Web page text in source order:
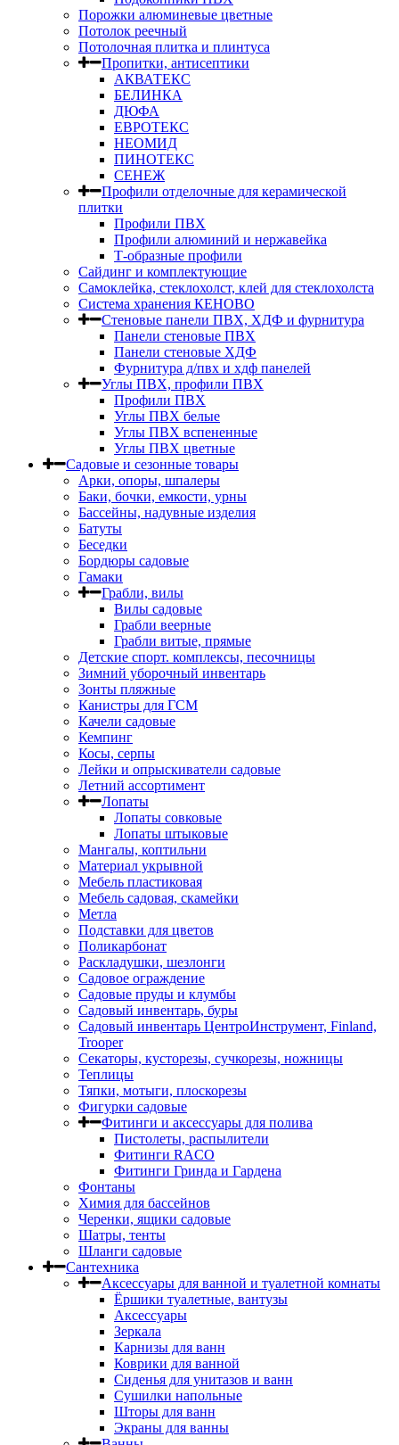
Порожки алюминевые цветные
Потолок реечный
Потолочная плитка и плинтуса
Пропитки, антисептики
АКВАТЕКС
БЕЛИНКА
ДЮФА
ЕВРОТЕКС
НЕОМИД
ПИНОТЕКС
СЕНЕЖ
Профили отделочные для керамической
плитки
Профили ПВХ
Профили алюминий и нержавейка
Т-образные профили
Сайдинг и комплектующие
Самоклейка, стеклохолст, клей для стеклохолста
Система хранения КЕНОВО
Стеновые панели ПВХ, ХДФ и фурнитура
Панели стеновые ПВХ
Панели стеновые ХДФ
Фурнитура д/пвх и хдф панелей
Углы ПВХ, профили ПВХ
Профили ПВХ
Углы ПВХ белые
Углы ПВХ вспененные
Углы ПВХ цветные
Садовые и сезонные товары
Арки, опоры, шпалеры
Баки, бочки, емкости, урны
Бассейны, надувные изделия
Батуты
Беседки
Бордюры садовые
Гамаки
Грабли, вилы
Вилы садовые
Грабли веерные
Грабли витые, прямые
Детские спорт. комплексы, песочницы
Зимний уборочный инвентарь
Зонты пляжные
Канистры для ГСМ
Качели садовые
Кемпинг
Косы, серпы
Лейки и опрыскиватели садовые
Летний ассортимент
Лопаты
Лопаты совковые
Лопаты штыковые
Мангалы, коптильни
Материал укрывной
Мебель пластиковая
Мебель садовая, скамейки
Метла
Подставки для цветов
Поликарбонат
Раскладушки, шезлонги
Садовое ограждение
Садовые пруды и клумбы
Садовый инвентарь, буры
Садовый инвентарь ЦентроИнструмент, Finland,
Trooper
Секаторы, кусторезы, сучкорезы, ножницы
Теплицы
Тяпки, мотыги, плоскорезы
Фигурки садовые
Фитинги и аксессуары для полива
Пистолеты, распылители
Фитинги RACO
Фитинги Гринда и Гардена
Фонтаны
Химия для бассейнов
Черенки, ящики садовые
Шатры, тенты
Шланги садовые
Сантехника
Аксессуары для ванной и туалетной комнаты
Ёршики туалетные, вантузы
Аксессуары
Зеркала
Карнизы для ванн
Коврики для ванной
Сиденья для унитазов и ванн
Сушилки напольные
Шторы для ванн
Экраны для ванны